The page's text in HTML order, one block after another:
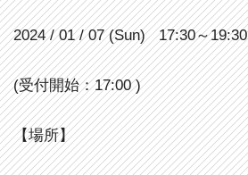
2024 / 01 / 07 (Sun) 17:30～19:30
(受付開始：17:00 )
【場所】